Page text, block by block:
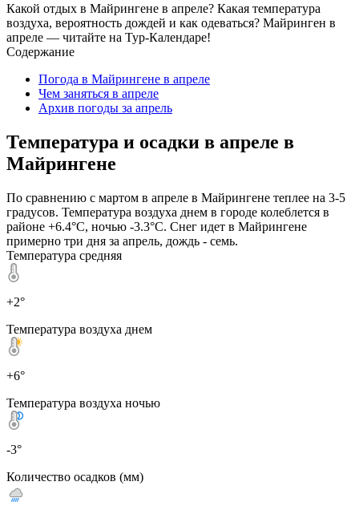
Какой отдых в Майрингене в апреле? Какая температура
воздуха, вероятность дождей и как одеваться? Майринген в
апреле — читайте на Тур-Календаре!
Содержание
Погода в Майрингене в апреле
Чем заняться в апреле
Архив погоды за апрель
Температура и осадки в апреле в
Майрингене
По сравнению с мартом в апреле в Майрингене теплее на 3-5
градусов. Температура воздуха днем в городе колеблется в
районе +6.4°C, ночью -3.3°C. Снег идет в Майрингене
примерно три дня за апрель, дождь - семь.
Температура средняя
+2°
Температура воздуха днем
+6°
Температура воздуха ночью
-3°
Количество осадков (мм)